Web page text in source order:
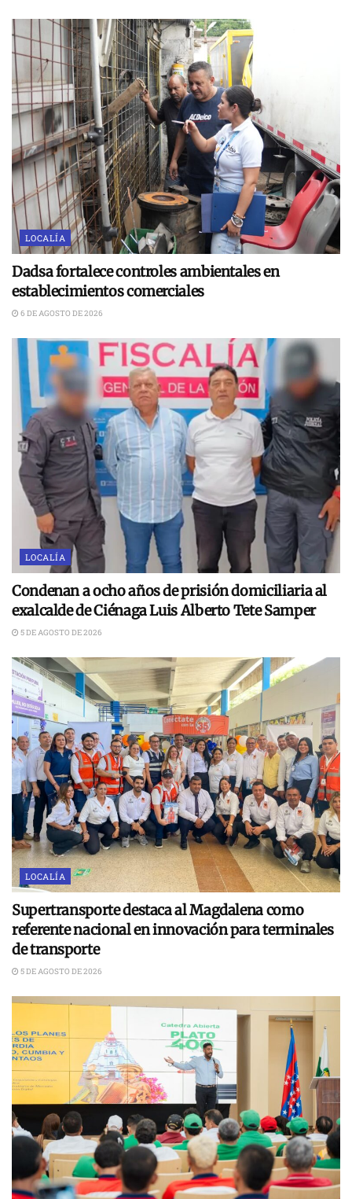
LOCALÍA
Dadsa fortalece controles ambientales en
establecimientos comerciales
6 DE AGOSTO DE 2026
LOCALÍA
Condenan a ocho años de prisión domiciliaria al
exalcalde de Ciénaga Luis Alberto Tete Samper
5 DE AGOSTO DE 2026
LOCALÍA
Supertransporte destaca al Magdalena como
referente nacional en innovación para terminales
de transporte
5 DE AGOSTO DE 2026